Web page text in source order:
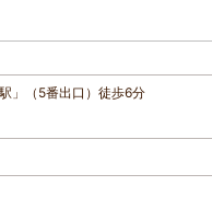
」（5番出口）徒歩6分